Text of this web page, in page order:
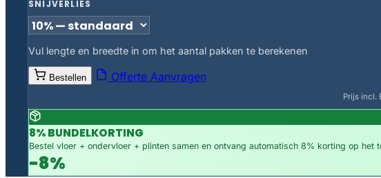
SNIJVERLIES
Vul lengte en breedte in om het aantal pakken te berekenen
Bestellen Offerte Aanvragen
Prijs incl.
8% BUNDELKORTING
Bestel vloer + ondervloer + plinten samen en ontvang automatisch 8% korting op het
-8%